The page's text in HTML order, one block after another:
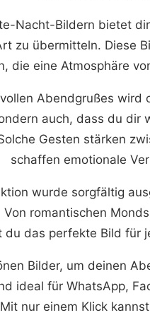
Nacht-Bildern bietet
zu übermitteln. Diese
die eine Atmosphäre
Abendgrußes
auch, dass du dir
Gesten stärken
schaffen emotionale
wurde sorgfältig
romantischen
das perfekte Bild für
Bilder, um deinen
ideal für WhatsApp,
nur einem Klick